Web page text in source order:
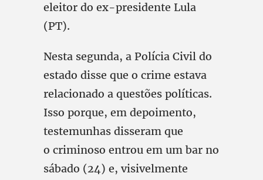
eleitor do ex-presidente Lula
(PT).
Nesta segunda, a Polícia Civil do
estado disse que o crime estava
relacionado a questões políticas.
Isso porque, em depoimento,
testemunhas disseram que
o criminoso entrou em um bar no
sábado (24) e, visivelmente